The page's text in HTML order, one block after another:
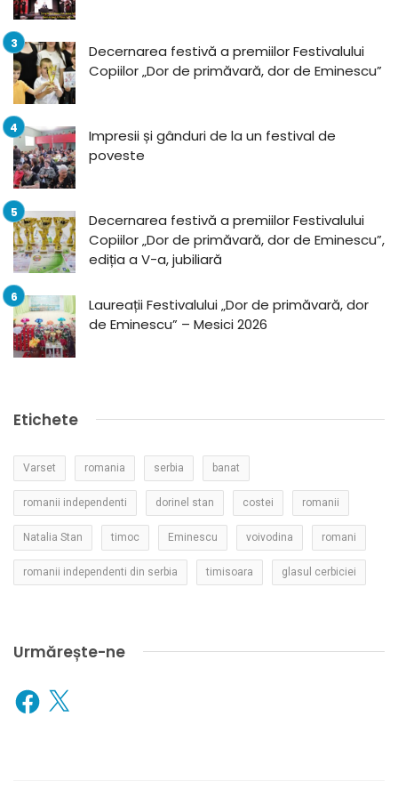
Decernarea festivă a premiilor Festivalului
Copiilor „Dor de primăvară, dor de Eminescu”
Impresii și gânduri de la un festival de
poveste
Decernarea festivă a premiilor Festivalului
Copiilor „Dor de primăvară, dor de Eminescu”,
ediția a V-a, jubiliară
Laureații Festivalului „Dor de primăvară, dor
de Eminescu” – Mesici 2026
Etichete
Varset romania serbia banat
romanii independenti dorinel stan costei romanii
Natalia Stan timoc Eminescu voivodina romani
romanii independenti din serbia timisoara glasul cerbiciei
Urmărește-ne
Facebook
X